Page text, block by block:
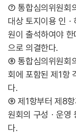
⑦ 통합심의위원회
대상 토지이용 인
원이 출석하여야
으로 의결한다.
⑧ 통합심의위원회
회에 포함된 제1항
다.
⑨ 제1항부터 제8항
원회의 구성ㆍ운영
다.